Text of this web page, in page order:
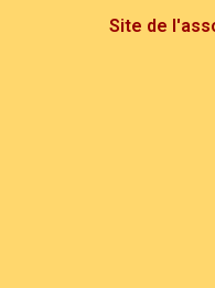
Site de